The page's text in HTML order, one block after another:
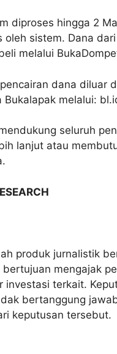
diproses hingga 2
sistem. Dana
melalui
dana diluar
Bukalapak melalui:
seluruh
lanjut atau
produk jurnalistik
mengajak
investasi terkait.
bertanggung
keputusan tersebut.